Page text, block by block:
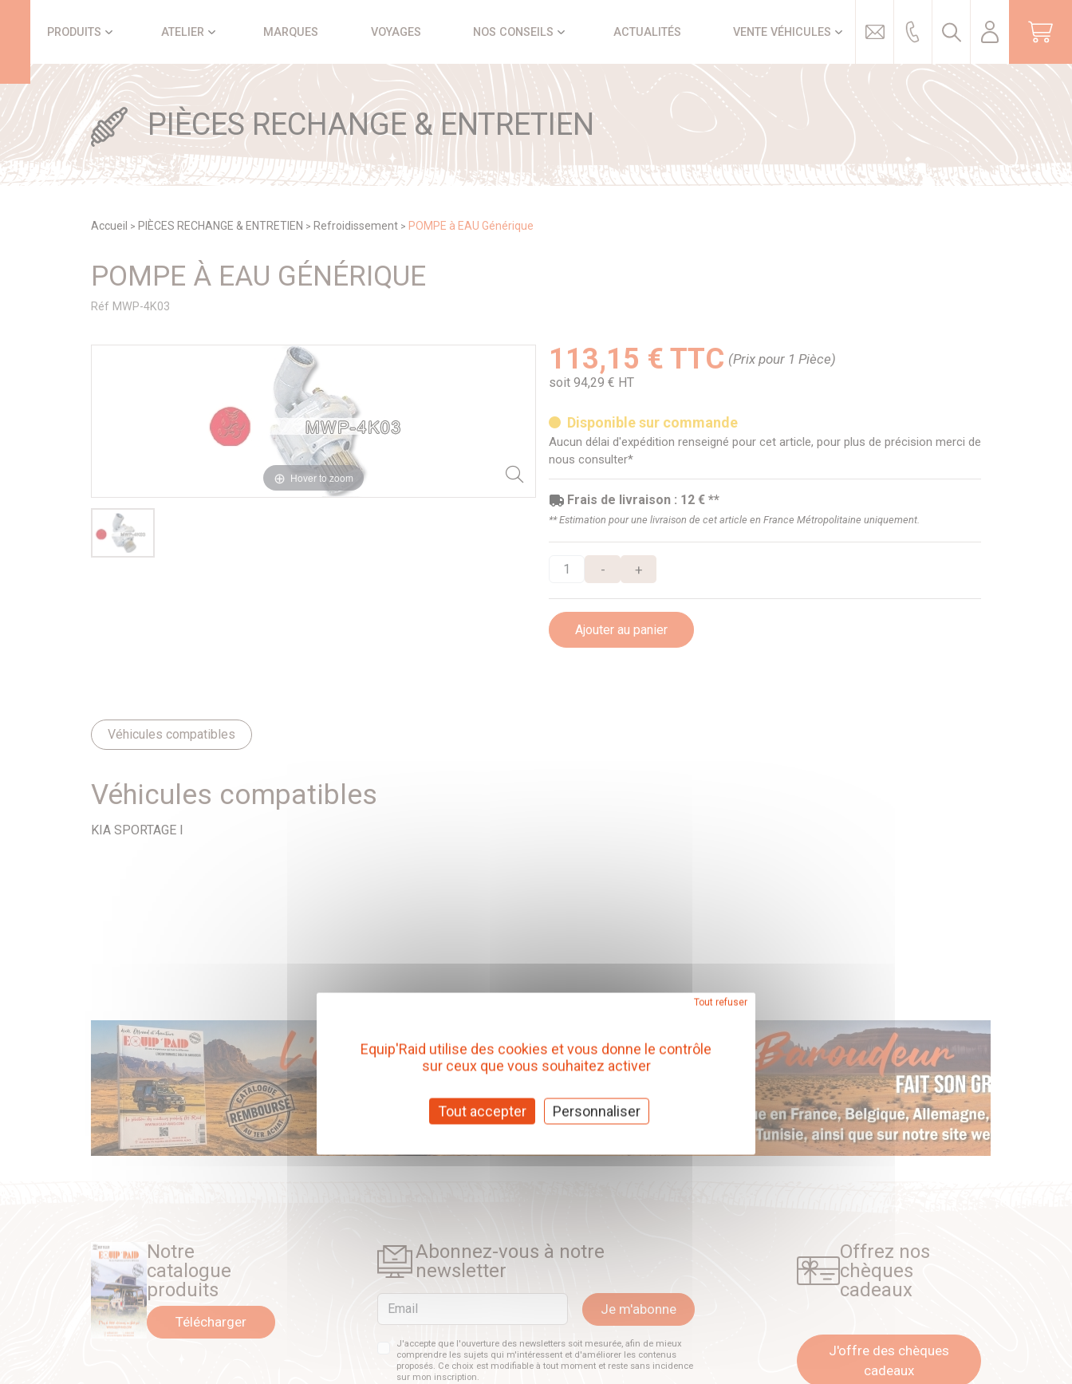
PRODUITS ATELIER MARQUES VOYAGES NOS CONSEILS ACTUALITÉS VENTE VÉHICULES
PIÈCES RECHANGE & ENTRETIEN
Accueil > PIÈCES RECHANGE & ENTRETIEN > Refroidissement > POMPE à EAU Générique
POMPE À EAU GÉNÉRIQUE
Réf MWP-4K03
Hover to zoom
113,15 € TTC (Prix pour 1 Pièce)
soit 94,29 € HT
Disponible sur commande
Aucun délai d'expédition renseigné pour cet article, pour plus de précision merci de
nous consulter*
Frais de livraison : 12 € **
** Estimation pour une livraison de cet article en France Métropolitaine uniquement.
- +
Ajouter au panier
Véhicules compatibles
Véhicules compatibles
KIA SPORTAGE I
Notre
catalogue
produits
Télécharger
Abonnez-vous à notre
newsletter
Email Je m'abonne
J'accepte que l'ouverture des newsletters soit mesurée, afin de mieux
comprendre les sujets qui m'intéressent et d'améliorer les contenus
proposés. Ce choix est modifiable à tout moment et reste sans incidence
sur mon inscription.
Offrez nos
chèques
cadeaux
J'offre des chèques
cadeaux
Equip'Raid utilise des cookies et vous donne le contrôle
sur ceux que vous souhaitez activer
Tout accepter
Tout refuser
Personnaliser